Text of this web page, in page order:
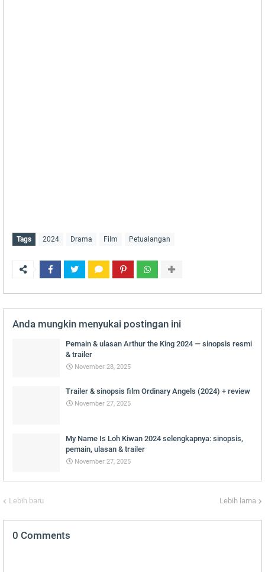
Tags 2024 Drama Film Petualangan
Anda mungkin menyukai postingan ini
Pemain & ulasan Arthur the King 2024 — sinopsis resmi
& trailer
November 28, 2025
Trailer & sinopsis film Ordinary Angels (2024) + review
November 27, 2025
My Name Is Loh Kiwan 2024 selengkapnya: sinopsis,
pemain, ulasan & trailer
November 27, 2025
Lebih baru Lebih lama
0 Comments